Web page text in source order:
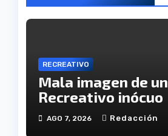
RECREATIVO
Mala imagen de un
Recreativo inócuo
AGO 7, 2026 Redacción